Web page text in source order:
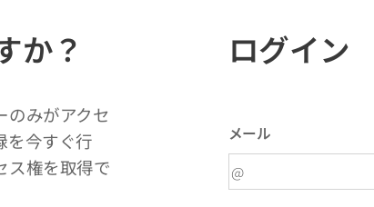
か？
のみがアクセ
を今すぐ行
ス権を取得で
ログイン
メール